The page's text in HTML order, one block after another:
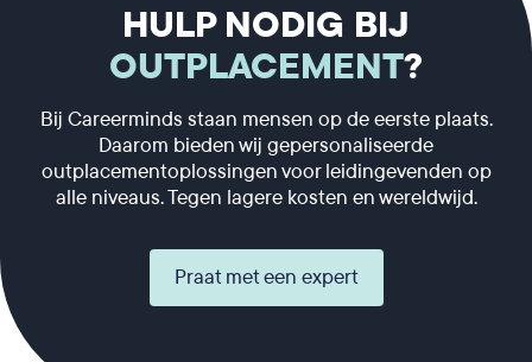
HULP NODIG BIJ
OUTPLACEMENT?
Bij Careerminds staan mensen op de eerste plaats.
Daarom bieden wij gepersonaliseerde
outplacementoplossingen voor leidingevenden op
alle niveaus. Tegen lagere kosten en wereldwijd.
Praat met een expert